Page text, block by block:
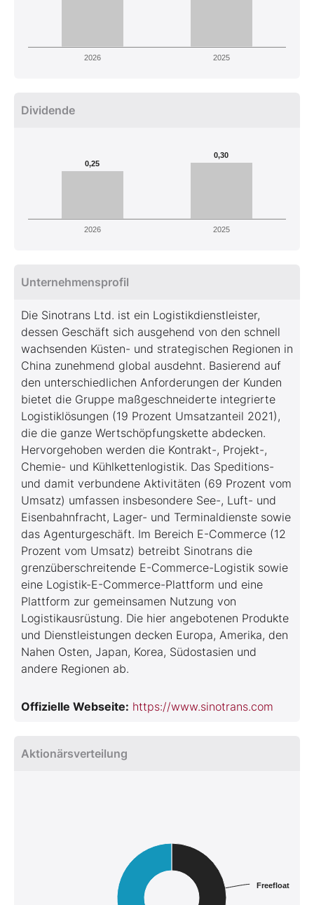
2026 2025
Dividende
0,25
0,30
2026 2025
Unternehmensprofil
Die Sinotrans Ltd. ist ein Logistikdienstleister,
dessen Geschäft sich ausgehend von den schnell
wachsenden Küsten- und strategischen Regionen in
China zunehmend global ausdehnt. Basierend auf
den unterschiedlichen Anforderungen der Kunden
bietet die Gruppe maßgeschneiderte integrierte
Logistiklösungen (19 Prozent Umsatzanteil 2021),
die die ganze Wertschöpfungskette abdecken.
Hervorgehoben werden die Kontrakt-, Projekt-,
Chemie- und Kühlkettenlogistik. Das Speditions-
und damit verbundene Aktivitäten (69 Prozent vom
Umsatz) umfassen insbesondere See-, Luft- und
Eisenbahnfracht, Lager- und Terminaldienste sowie
das Agenturgeschäft. Im Bereich E-Commerce (12
Prozent vom Umsatz) betreibt Sinotrans die
grenzüberschreitende E-Commerce-Logistik sowie
eine Logistik-E-Commerce-Plattform und eine
Plattform zur gemeinsamen Nutzung von
Logistikausrüstung. Die hier angebotenen Produkte
und Dienstleistungen decken Europa, Amerika, den
Nahen Osten, Japan, Korea, Südostasien und
andere Regionen ab.
Offizielle Webseite: https://www.sinotrans.com
Aktionärsverteilung
Freefloat